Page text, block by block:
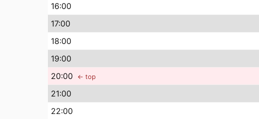
16:00
17:00
18:00
19:00
20:00 ← top
21:00
22:00